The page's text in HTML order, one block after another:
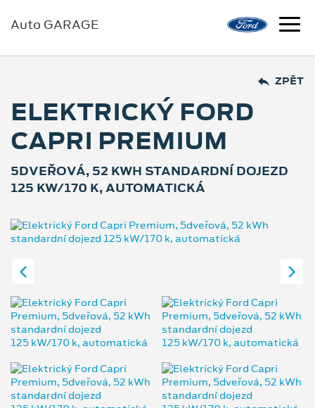
Auto GARAGE
ZPĚT
ELEKTRICKÝ FORD
CAPRI PREMIUM
5DVEŘOVÁ, 52 KWH STANDARDNÍ DOJEZD
125 KW/170 K, AUTOMATICKÁ